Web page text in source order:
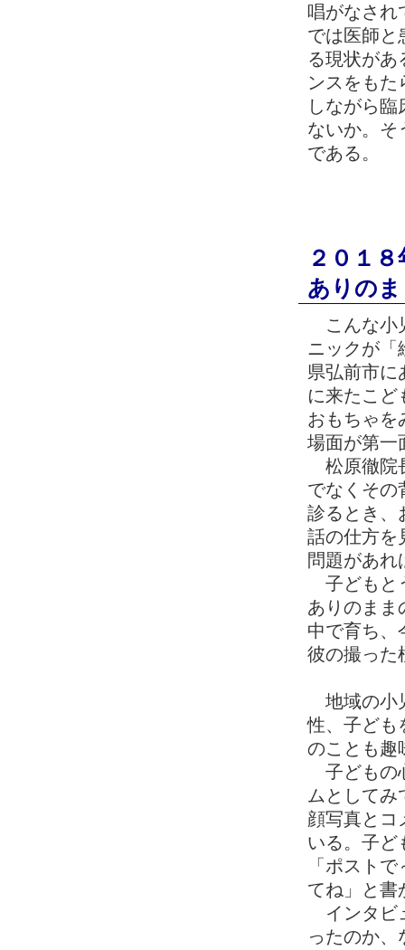
唱がなされ
では医師と
る現状があ
ンスをもた
しながら
ないか。そ
である。
２０１
ありの
こんな小
ニックが「
県弘前市に
に来たこど
おもちゃを
場面が第一
松原徹院
でなくその
診るとき、
話の仕方を
問題があれ
子どもと
ありのまま
中で育ち、
彼の撮った
地域の小
性、子ども
のことも趣
子どもの
ムとしてみ
顔写真とコ
いる。子ど
「ポスト
てね」と書
インタビ
ったのか